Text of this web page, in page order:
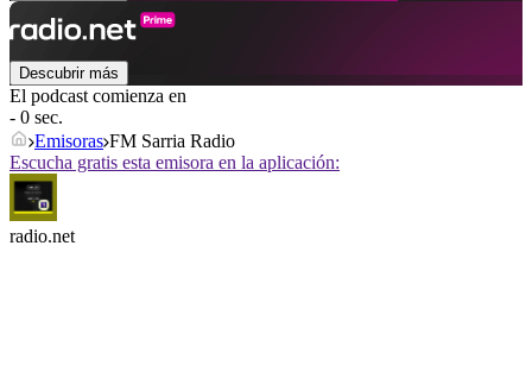
Descubrir más
El podcast comienza en
- 0 sec.
Emisoras FM Sarria Radio
Escucha gratis esta emisora en la aplicación:
radio.net